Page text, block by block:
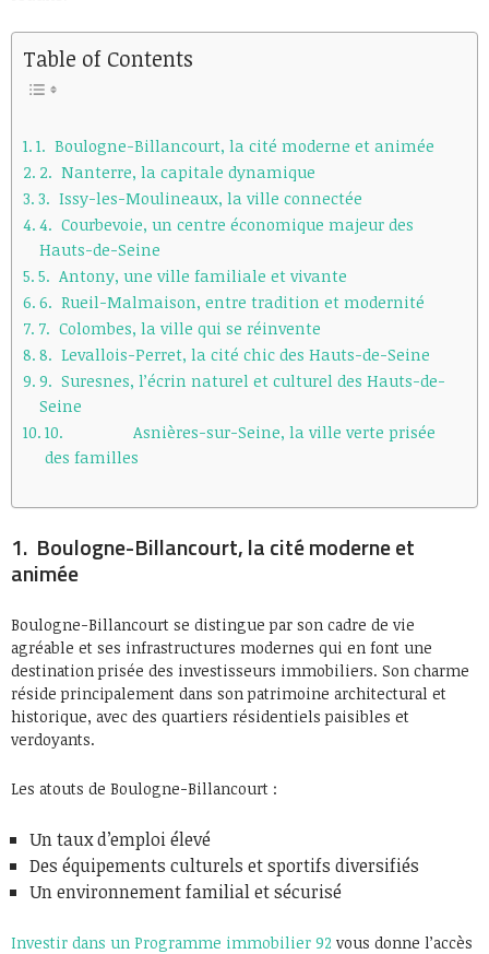
Table of Contents
1. Boulogne-Billancourt, la cité moderne et animée
2. Nanterre, la capitale dynamique
3. Issy-les-Moulineaux, la ville connectée
4. Courbevoie, un centre économique majeur des
Hauts-de-Seine
5. Antony, une ville familiale et vivante
6. Rueil-Malmaison, entre tradition et modernité
7. Colombes, la ville qui se réinvente
8. Levallois-Perret, la cité chic des Hauts-de-Seine
9. Suresnes, l’écrin naturel et culturel des Hauts-de-
Seine
10. Asnières-sur-Seine, la ville verte prisée
des familles
1. Boulogne-Billancourt, la cité moderne et
animée
Boulogne-Billancourt se distingue par son cadre de vie
agréable et ses infrastructures modernes qui en font une
destination prisée des investisseurs immobiliers. Son charme
réside principalement dans son patrimoine architectural et
historique, avec des quartiers résidentiels paisibles et
verdoyants.
Les atouts de Boulogne-Billancourt :
Un taux d’emploi élevé
Des équipements culturels et sportifs diversifiés
Un environnement familial et sécurisé
Investir dans un Programme immobilier 92 vous donne l’accès